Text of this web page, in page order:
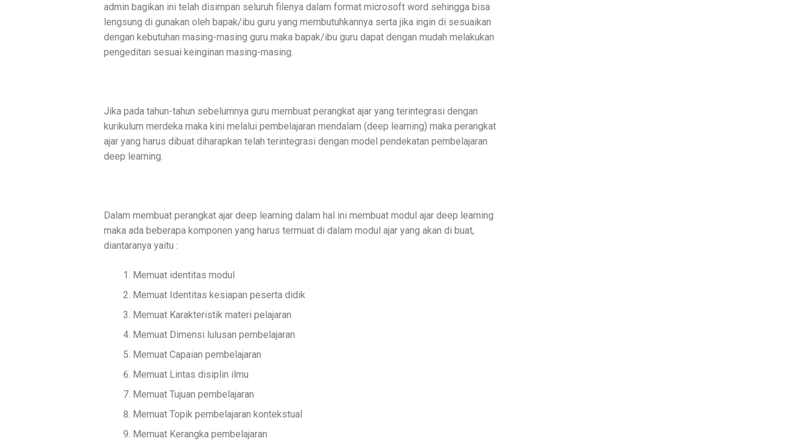
admin bagikan ini telah disimpan seluruh filenya dalam format microsoft word sehingga bisa
lengsung di gunakan oleh bapak/ibu guru yang membutuhkannya serta jika ingin di sesuaikan
dengan kebutuhan masing-masing guru maka bapak/ibu guru dapat dengan mudah melakukan
pengeditan sesuai keinginan masing-masing.
Jika pada tahun-tahun sebelumnya guru membuat perangkat ajar yang terintegrasi dengan
kurikulum merdeka maka kini melalui pembelajaran mendalam (deep learning) maka perangkat
ajar yang harus dibuat diharapkan telah terintegrasi dengan model pendekatan pembelajaran
deep learning.
Dalam membuat perangkat ajar deep learning dalam hal ini membuat modul ajar deep learning
maka ada beberapa komponen yang harus termuat di dalam modul ajar yang akan di buat,
diantaranya yaitu :
Memuat identitas modul
Memuat Identitas kesiapan peserta didik
Memuat Karakteristik materi pelajaran
Memuat Dimensi lulusan pembelajaran
Memuat Capaian pembelajaran
Memuat Lintas disiplin ilmu
Memuat Tujuan pembelajaran
Memuat Topik pembelajaran kontekstual
Memuat Kerangka pembelajaran